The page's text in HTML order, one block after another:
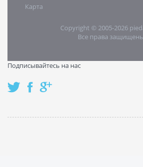
Карта
Copyright © 2005-2026
Все права
Подписывайтесь на нас